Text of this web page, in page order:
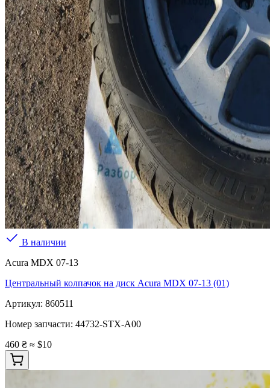
В наличии
Acura MDX 07-13
Центральный колпачок на диск Acura MDX 07-13 (01)
Артикул: 860511
Номер запчасти: 44732-STX-A00
460 ₴ ≈ $10